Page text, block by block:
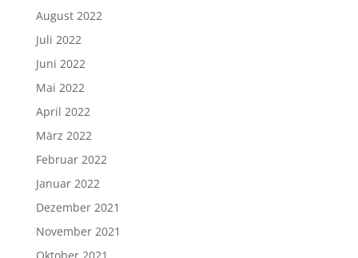
August 2022
Juli 2022
Juni 2022
Mai 2022
April 2022
März 2022
Februar 2022
Januar 2022
Dezember 2021
November 2021